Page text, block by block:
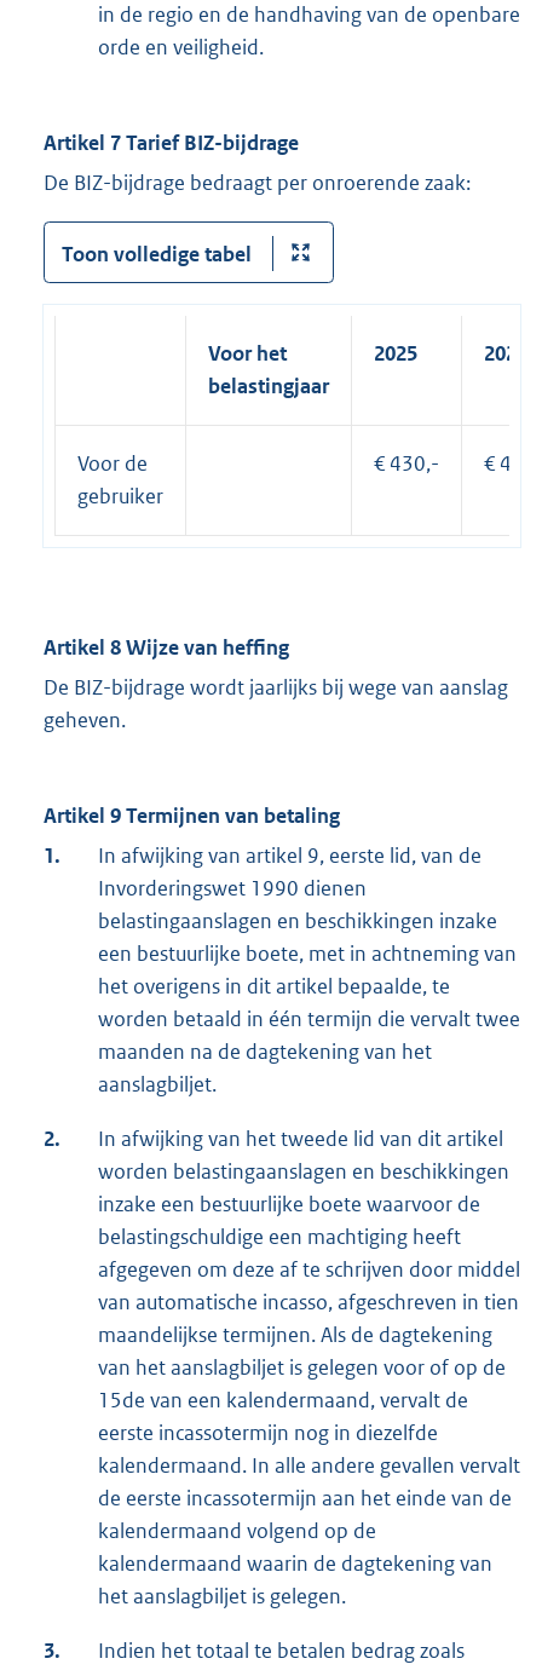
in de regio en de handhaving van de openbare
orde en veiligheid.
Artikel 7 Tarief BIZ-bijdrage
De BIZ-bijdrage bedraagt per onroerende zaak:
Toon volledige tabel
Voor het
belastingjaar
2025 2026
Voor de
gebruiker
€ 430,- €
Artikel 8 Wijze van heffing
De BIZ-bijdrage wordt jaarlijks bij wege van aanslag
geheven.
Artikel 9 Termijnen van betaling
1.
In afwijking van artikel 9, eerste lid, van de
Invorderingswet 1990 dienen
belastingaanslagen en beschikkingen inzake
een bestuurlijke boete, met in achtneming van
het overigens in dit artikel bepaalde, te
worden betaald in één termijn die vervalt twee
maanden na de dagtekening van het
aanslagbiljet.
2.
In afwijking van het tweede lid van dit artikel
worden belastingaanslagen en beschikkingen
inzake een bestuurlijke boete waarvoor de
belastingschuldige een machtiging heeft
afgegeven om deze af te schrijven door middel
van automatische incasso, afgeschreven in tien
maandelijkse termijnen. Als de dagtekening
van het aanslagbiljet is gelegen voor of op de
15de van een kalendermaand, vervalt de
eerste incassotermijn nog in diezelfde
kalendermaand. In alle andere gevallen vervalt
de eerste incassotermijn aan het einde van de
kalendermaand volgend op de
kalendermaand waarin de dagtekening van
het aanslagbiljet is gelegen.
3. Indien het totaal te betalen bedrag zoals